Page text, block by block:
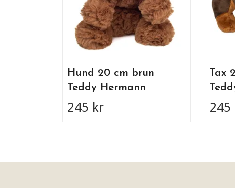
Hund 20 cm brun
Teddy Hermann
245 kr
Tax
245